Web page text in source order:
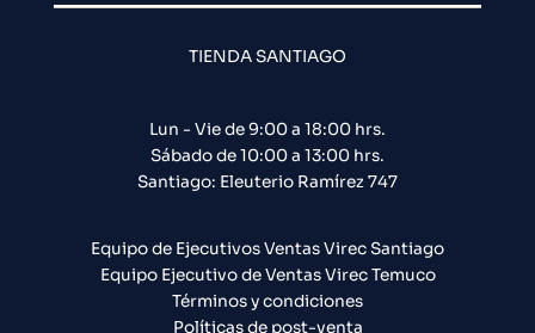
TIENDA SANTIAGO
Lun - Vie de 9:00 a 18:00 hrs.
Sábado de 10:00 a 13:00 hrs.
Santiago: Eleuterio Ramírez 747​
Equipo de Ejecutivos Ventas Virec Santiago
Equipo Ejecutivo de Ventas Virec Temuco
Términos y condiciones
Políticas de post-venta